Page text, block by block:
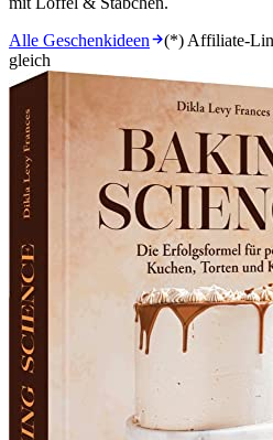
Alle Geschenkideen
(*) Affiliate-
gleich